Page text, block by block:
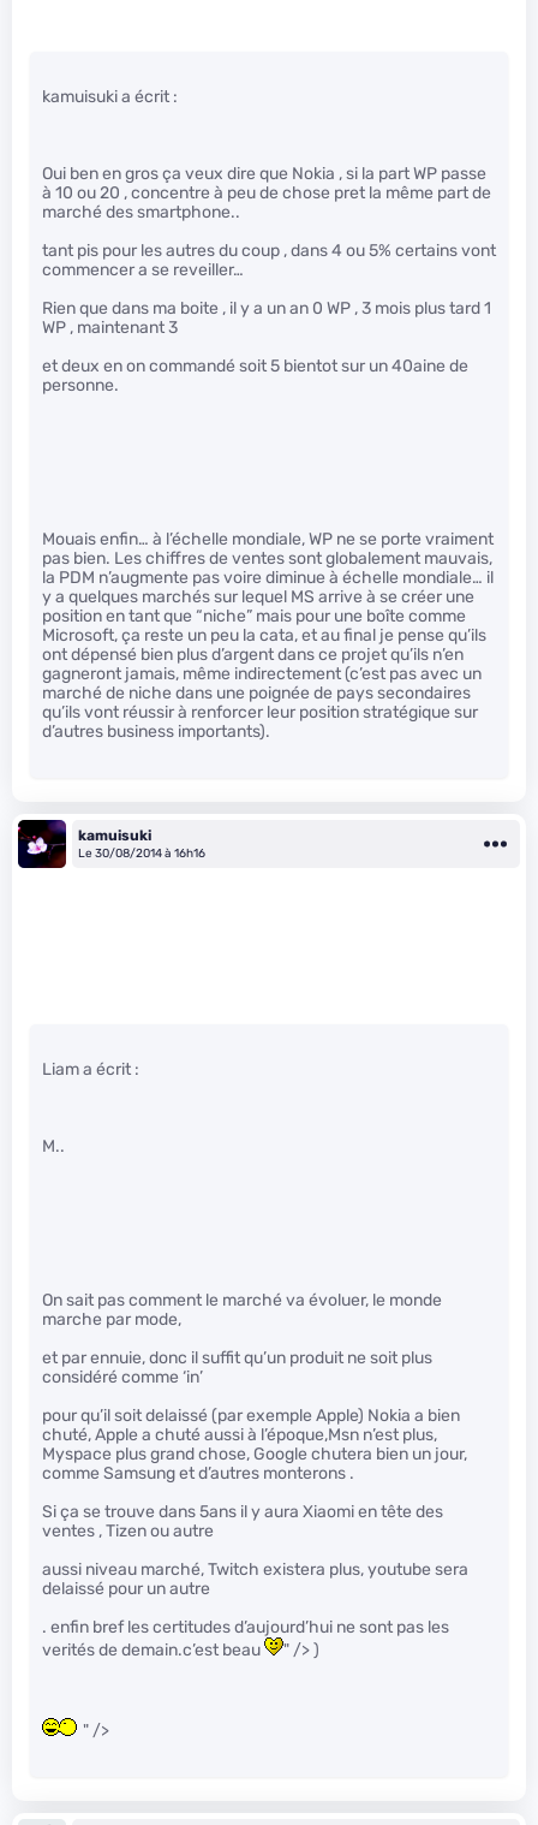
kamuisuki a écrit :
Oui ben en gros ça veux dire que Nokia , si la part WP passe
à 10 ou 20 , concentre à peu de chose pret la même part de
marché des smartphone..
tant pis pour les autres du coup , dans 4 ou 5% certains vont
commencer a se reveiller…
Rien que dans ma boite , il y a un an 0 WP , 3 mois plus tard 1
WP , maintenant 3
et deux en on commandé soit 5 bientot sur un 40aine de
personne.
Mouais enfin… à l’échelle mondiale, WP ne se porte vraiment
pas bien. Les chiffres de ventes sont globalement mauvais,
la PDM n’augmente pas voire diminue à échelle mondiale… il
y a quelques marchés sur lequel MS arrive à se créer une
position en tant que “niche” mais pour une boîte comme
Microsoft, ça reste un peu la cata, et au final je pense qu’ils
ont dépensé bien plus d’argent dans ce projet qu’ils n’en
gagneront jamais, même indirectement (c’est pas avec un
marché de niche dans une poignée de pays secondaires
qu’ils vont réussir à renforcer leur position stratégique sur
d’autres business importants).
kamuisuki
Le 30/08/2014 à 16h16
Liam a écrit :
M..
On sait pas comment le marché va évoluer, le monde
marche par mode,
et par ennuie, donc il suffit qu’un produit ne soit plus
considéré comme ‘in’
pour qu’il soit delaissé (par exemple Apple) Nokia a bien
chuté, Apple a chuté aussi à l’époque,Msn n’est plus,
Myspace plus grand chose, Google chutera bien un jour,
comme Samsung et d’autres monterons .
Si ça se trouve dans 5ans il y aura Xiaomi en tête des
ventes , Tizen ou autre
aussi niveau marché, Twitch existera plus, youtube sera
delaissé pour un autre
. enfin bref les certitudes d’aujourd’hui ne sont pas les
verités de demain.c’est beau
" /> )
" />